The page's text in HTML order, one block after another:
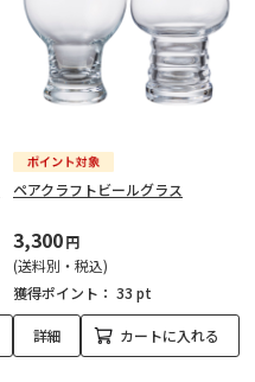
ペアクラフトビールグラス
3,300円
(送料別・税込)
獲得ポイント： 33 pt
詳細 カートに入れる